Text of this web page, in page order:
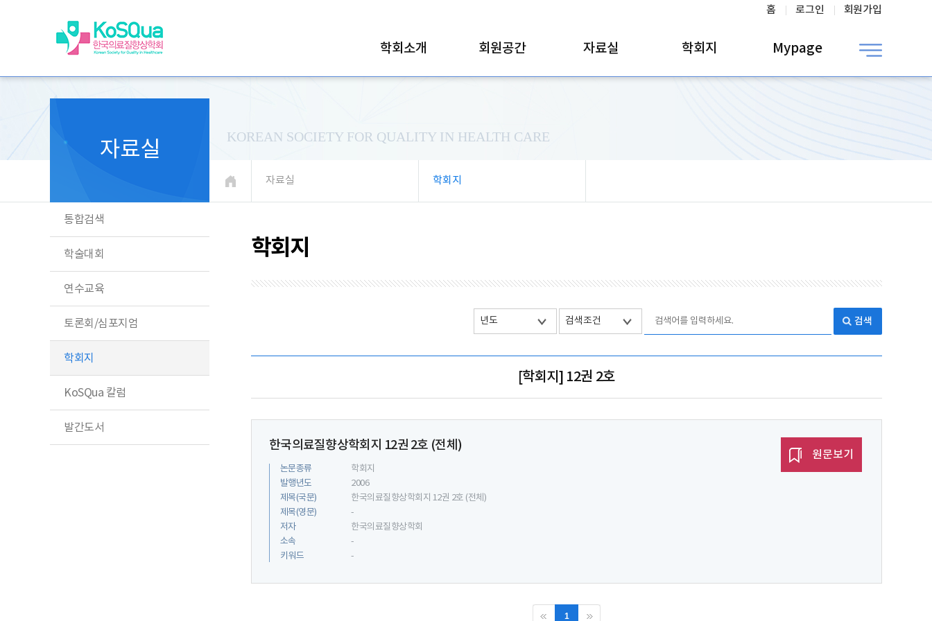
홈 로그인 회원가입
학회소개 회원공간 자료실 학회지 Mypage
KOREAN SOCIETY FOR QUALITY IN HEALTH CARE
자료실 학회지
자료실
통합검색
학술대회
연수교육
토론회/심포지엄
학회지
KoSQua 칼럼
발간도서
학회지
검색
[학회지] 12권 2호
한국의료질향상학회지 12권 2호 (전체)
논문종류
학회지
발행년도
2006
제목(국문)
한국의료질향상학회지 12권 2호 (전체)
제목(영문)
-
저자
한국의료질향상학회
소속
-
키워드
-
원문보기
1